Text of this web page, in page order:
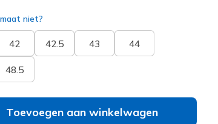
niet?
42 42.5 43 44
48.5
Toevoegen aan winkelwagen